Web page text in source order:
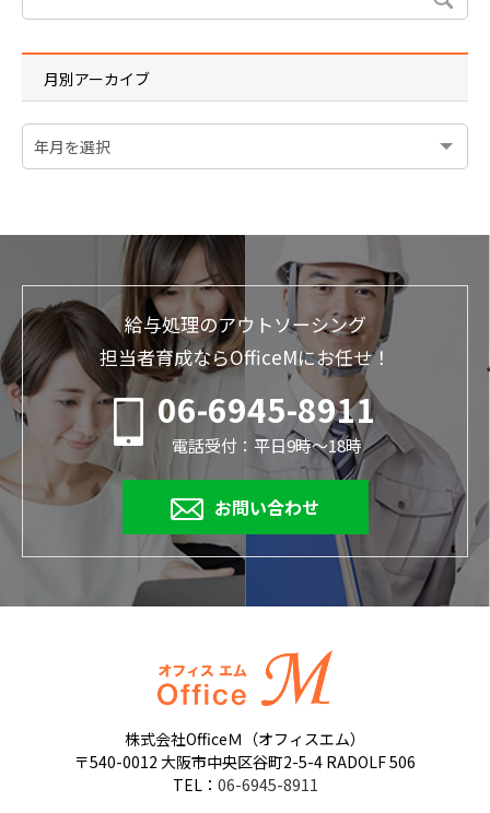
月別アーカイブ
給与処理のアウトソーシング
担当者育成ならOfficeMにお任せ！
06-6945-8911
電話受付：平日9時～18時
お問い合わせ
株式会社OfficeＭ（オフィスエム）
〒540-0012 大阪市中央区谷町2-5-4 RADOLF 506
TEL： 06-6945-8911